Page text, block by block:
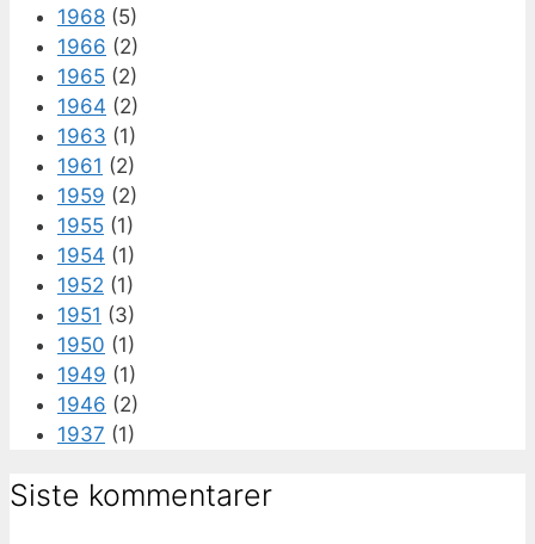
1968 (5)
1966 (2)
1965 (2)
1964 (2)
1963 (1)
1961 (2)
1959 (2)
1955 (1)
1954 (1)
1952 (1)
1951 (3)
1950 (1)
1949 (1)
1946 (2)
1937 (1)
Siste kommentarer